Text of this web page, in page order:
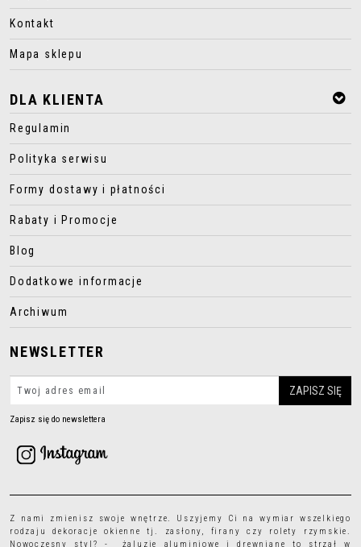
Kontakt
Mapa sklepu
DLA KLIENTA
Regulamin
Polityka serwisu
Formy dostawy i płatności
Rabaty i Promocje
Blog
Dodatkowe informacje
Archiwum
NEWSLETTER
Zapisz się do newslettera
Z nami zmienisz swoje wnętrze. Uszyjemy Ci na wymiar wszelkiego
rodzajudekoracje okienne tj. zasłony, firany czy rolety rzymskie.
Nowoczesny styl? - żaluzje aluminiowe i drewniane to strzał w